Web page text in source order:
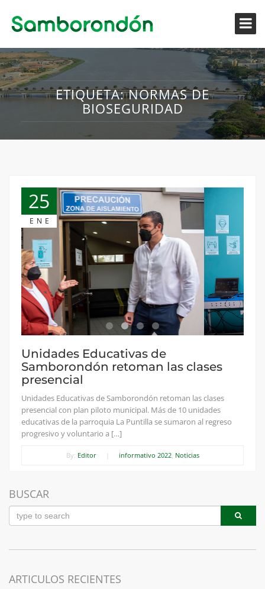
ETIQUETA:NORMAS DE
BIOSEGURIDAD
25
ENE
Unidades Educativas de
Samborondón retoman las clases
presencial
Unidades Educativas de Samborondón retoman las clases
presencial con plan piloto municipal. Más de 10 unidades
educativas de la parroquia La Puntilla se sumaron al regreso
progresivo y voluntario a […]
By: Editor informativo 2022, Noticias
BUSCAR
ARTICULOS RECIENTES